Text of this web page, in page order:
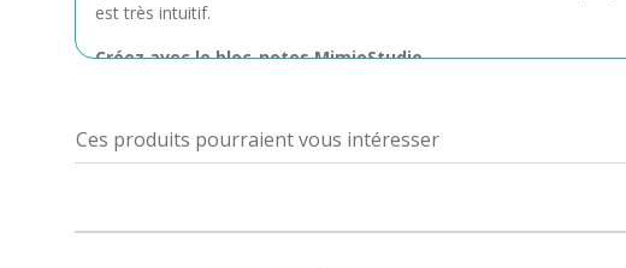
est très intuitif.
Créez avec le bloc-notes MimioStudio
enregistré dans l'espace de travaux multipages de votre bloc-
de créer et de présenter des cours plus motivants et captivants car
Ces produits pourraient vous intéresser